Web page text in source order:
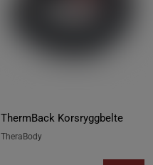
ThermBack Korsryggbelte
TheraBody